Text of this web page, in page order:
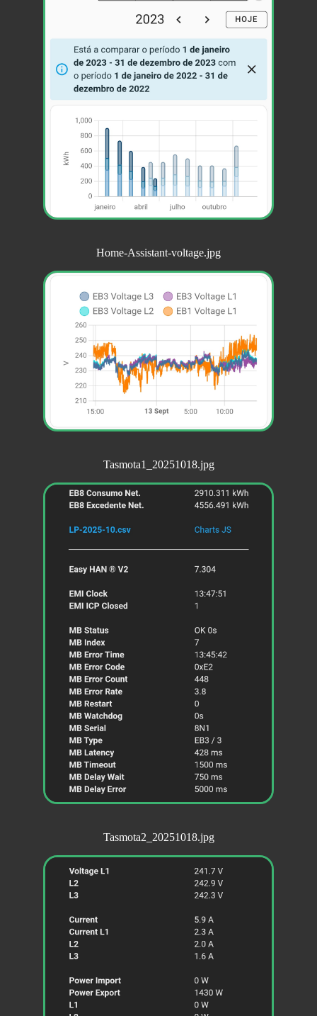
Home-Assistant-voltage.jpg
Tasmota1_20251018.jpg
Tasmota2_20251018.jpg